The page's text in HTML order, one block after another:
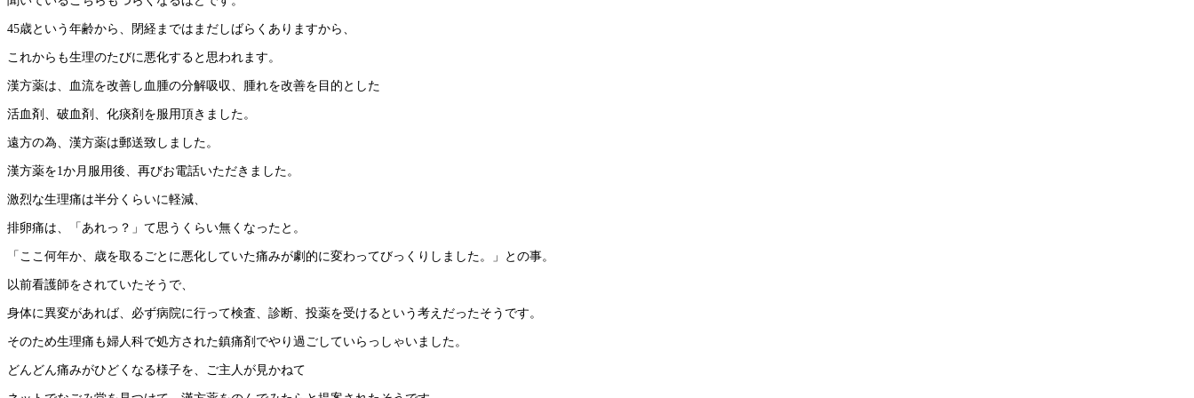
45歳という年齢から、閉経まではまだしばらくありますから、
これからも生理のたびに悪化すると思われます。
漢方薬は、血流を改善し血腫の分解吸収、腫れを改善を目的とした
活血剤、破血剤、化痰剤を服用頂きました。
遠方の為、漢方薬は郵送致しました。
漢方薬を1か月服用後、再びお電話いただきました。
激烈な生理痛は半分くらいに軽減、
排卵痛は、「あれっ？」て思うくらい無くなったと。
「ここ何年か、歳を取るごとに悪化していた痛みが劇的に変わってびっくりしました。」との事。
以前看護師をされていたそうで、
身体に異変があれば、必ず病院に行って検査、診断、投薬を受けるという考えだったそうです。
そのため生理痛も婦人科で処方された鎮痛剤でやり過ごしていらっしゃいました。
どんどん痛みがひどくなる様子を、ご主人が見かねて